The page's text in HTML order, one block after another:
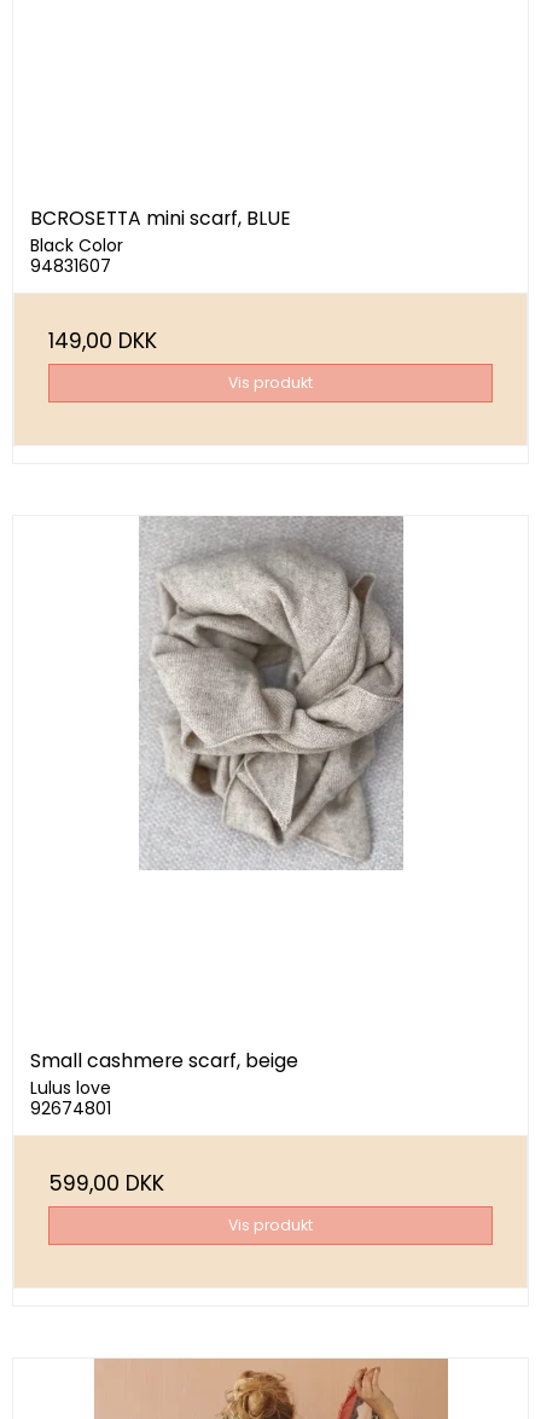
BCROSETTA mini scarf, BLUE
Black Color
94831607
149,00 DKK
Vis produkt
Small cashmere scarf, beige
Lulus love
92674801
599,00 DKK
Vis produkt